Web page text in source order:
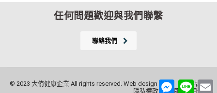
任何問題歡迎與我們聯繫
聯絡我們
© 2023 大侑健康企業 All rights reserved. Web design byFT
網站地圖
網站使用條款
隱私權政策
Messenger
Line